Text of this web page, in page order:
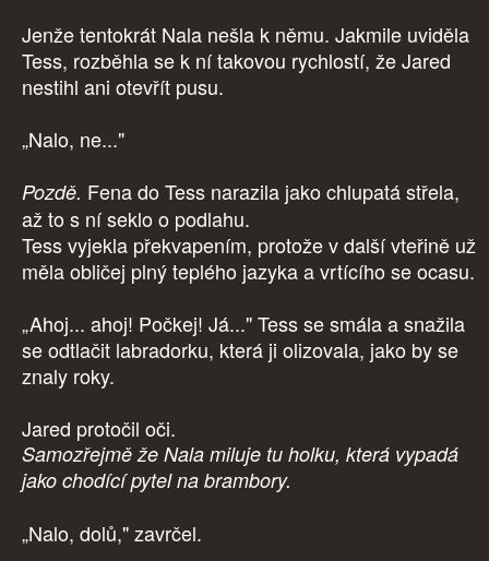
Jenže tentokrát Nala nešla k němu. Jakmile uviděla
Tess, rozběhla se k ní takovou rychlostí, že Jared
nestihl ani otevřít pusu.
„Nalo, ne..."
Pozdě. Fena do Tess narazila jako chlupatá střela,
až to s ní seklo o podlahu.
Tess vyjekla překvapením, protože v další vteřině už
měla obličej plný teplého jazyka a vrtícího se ocasu.
„Ahoj... ahoj! Počkej! Já..." Tess se smála a snažila
se odtlačit labradorku, která ji olizovala, jako by se
znaly roky.
Jared protočil oči.
Samozřejmě že Nala miluje tu holku, která vypadá
jako chodící pytel na brambory.
„Nalo, dolů," zavrčel.